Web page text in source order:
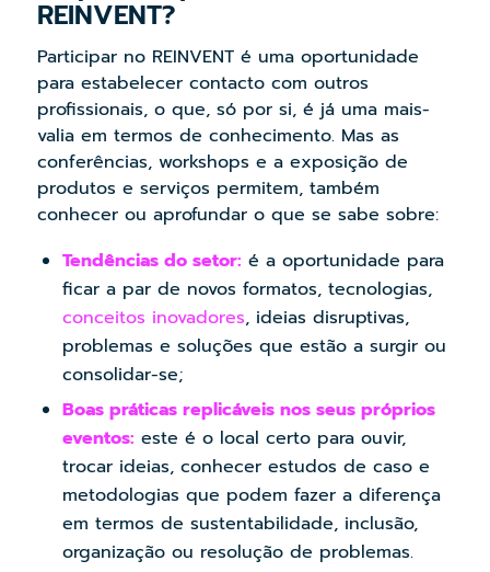
REINVENT?
Participar no REINVENT é uma oportunidade
para estabelecer contacto com outros
profissionais, o que, só por si, é já uma mais-
valia em termos de conhecimento. Mas as
conferências, workshops e a exposição de
produtos e serviços permitem, também
conhecer ou aprofundar o que se sabe sobre:
Tendências do setor: é a oportunidade para
ficar a par de novos formatos, tecnologias,
conceitos inovadores, ideias disruptivas,
problemas e soluções que estão a surgir ou
consolidar-se;
Boas práticas replicáveis nos seus próprios
eventos: este é o local certo para ouvir,
trocar ideias, conhecer estudos de caso e
metodologias que podem fazer a diferença
em termos de sustentabilidade, inclusão,
organização ou resolução de problemas.